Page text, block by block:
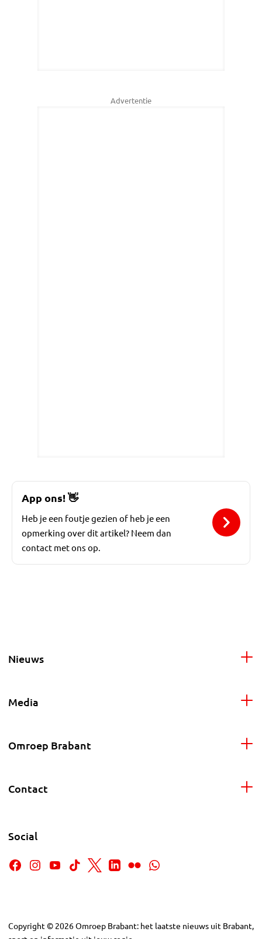
Advertentie
App ons!👋
Heb je een foutje gezien of heb je een
opmerking over dit artikel? Neem dan
contact met ons op.
Nieuws
Media
Omroep Brabant
Contact
Social
Copyright © 2026Omroep Brabant: het laatste nieuws uit Brabant,